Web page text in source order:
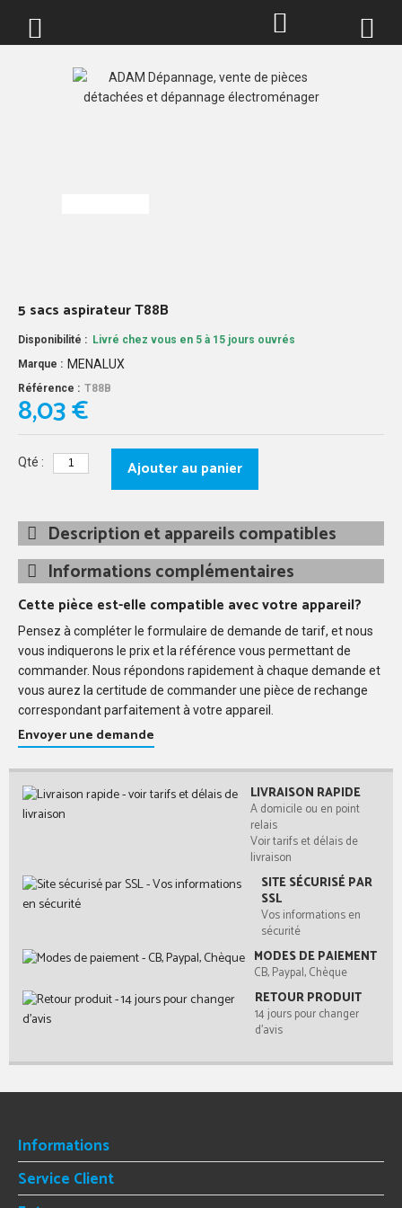
5 sacs aspirateur T88B
Disponibilité :
Livré chez vous en 5 à 15 jours ouvrés
Marque : MENALUX
Référence : T88B
8,03 €
Qté : Ajouter au panier
Description et appareils compatibles
Informations complémentaires
Cette pièce est-elle compatible avec votre appareil?
Pensez à compléter le formulaire de demande de tarif, et nous
vous indiquerons le prix et la référence vous permettant de
commander. Nous répondons rapidement à chaque demande et
vous aurez la certitude de commander une pièce de rechange
correspondant parfaitement à votre appareil.
Envoyer une demande
LIVRAISON RAPIDE
A domicile ou en point
relais
Voir tarifs et délais de
livraison
SITE SÉCURISÉ PAR
SSL
Vos informations en
sécurité
MODES DE PAIEMENT
CB, Paypal, Chèque
RETOUR PRODUIT
14 jours pour changer
d'avis
Informations
Service Client